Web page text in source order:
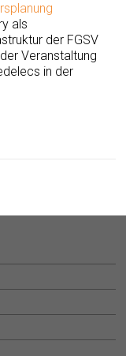
als
der FGSV
Veranstaltung
in der